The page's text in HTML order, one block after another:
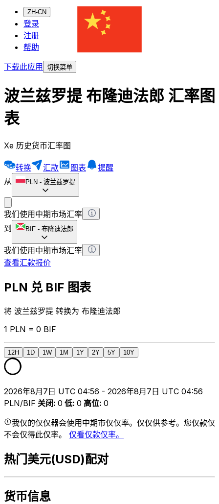
ZH-CN
登录
注册
帮助
下载此应用
切换菜单
波兰兹罗提 布隆迪法郎 汇率图
表
Xe 历史货币汇率图
转换 汇款 图表
提醒
从
PLN - 波兰兹罗提
我们使用中期市场汇率
到
BIF - 布隆迪法郎
我们使用中期市场汇率
查看汇款报价
PLN 兑 BIF 图表
将 波兰兹罗提 转换为 布隆迪法郎
1 PLN = 0 BIF
12H 1D 1W 1M 1Y 2Y 5Y 10Y
2026年8月7日 UTC 04:56 - 2026年8月7日 UTC 04:56
PLN/BIF 关闭: 0 低: 0 高位: 0
我仅的仅仅器会使用中期市仅仅率。仅仅供参考。您仅款仅
不会仅得此仅率。 仅看仅款仅率。
热门美元(USD)配对
货币信息